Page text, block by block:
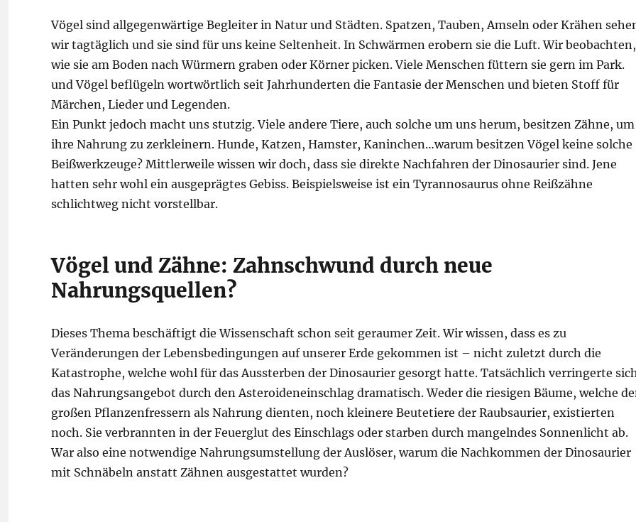
Vögel sind allgegenwärtige Begleiter in Natur und Städten. Spatzen, Tauben, Amseln oder Krähen
wir tagtäglich und sie sind für uns keine Seltenheit. In Schwärmen erobern sie die Luft. Wir beobachten,
wie sie am Boden nach Würmern graben oder Körner picken. Viele Menschen füttern sie gern im Park.
und Vögel beflügeln wortwörtlich seit Jahrhunderten die Fantasie der Menschen und bieten Stoff für
Märchen, Lieder und Legenden.
Ein Punkt jedoch macht uns stutzig. Viele andere Tiere, auch solche um uns herum, besitzen Zähne, um
ihre Nahrung zu zerkleinern. Hunde, Katzen, Hamster, Kaninchen…warum besitzen Vögel keine solche
Beißwerkzeuge? Mittlerweile wissen wir doch, dass sie direkte Nachfahren der Dinosaurier sind. Jene
hatten sehr wohl ein ausgeprägtes Gebiss. Beispielsweise ist ein Tyrannosaurus ohne Reißzähne
schlichtweg nicht vorstellbar.
Vögel und Zähne: Zahnschwund durch neue
Nahrungsquellen?
Dieses Thema beschäftigt die Wissenschaft schon seit geraumer Zeit. Wir wissen, dass es zu
Veränderungen der Lebensbedingungen auf unserer Erde gekommen ist – nicht zuletzt durch die
Katastrophe, welche wohl für das Aussterben der Dinosaurier gesorgt hatte. Tatsächlich verringerte
das Nahrungsangebot durch den Asteroideneinschlag dramatisch. Weder die riesigen Bäume, welche
großen Pflanzenfressern als Nahrung dienten, noch kleinere Beutetiere der Raubsaurier, existierten
noch. Sie verbrannten in der Feuerglut des Einschlags oder starben durch mangelndes Sonnenlicht ab.
War also eine notwendige Nahrungsumstellung der Auslöser, warum die Nachkommen der Dinosaurier
mit Schnäbeln anstatt Zähnen ausgestattet wurden?